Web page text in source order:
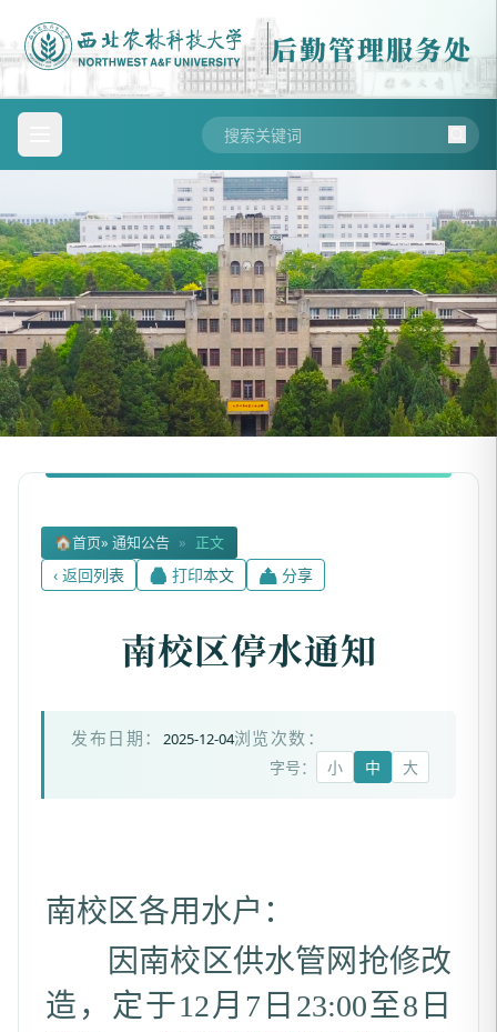
后勤管理服务处
🏠首页» 通知公告 » 正文
‹ 返回列表 🖨 打印本文 📤 分享
南校区停水通知
发布日期： 2025-12-04浏览次数：
字号： 小 中 大
南校区各用水户：
因南校区供水管网抢修改
造，定于12月7日23:00至8日